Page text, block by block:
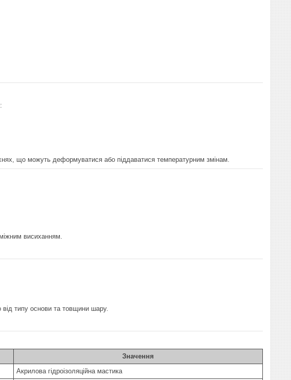
що можуть деформуватися або піддаватися температурним змінам.
висиханням.
від типу основи та товщини шару.
Значення
Акрилова гідроізоляційна мастика